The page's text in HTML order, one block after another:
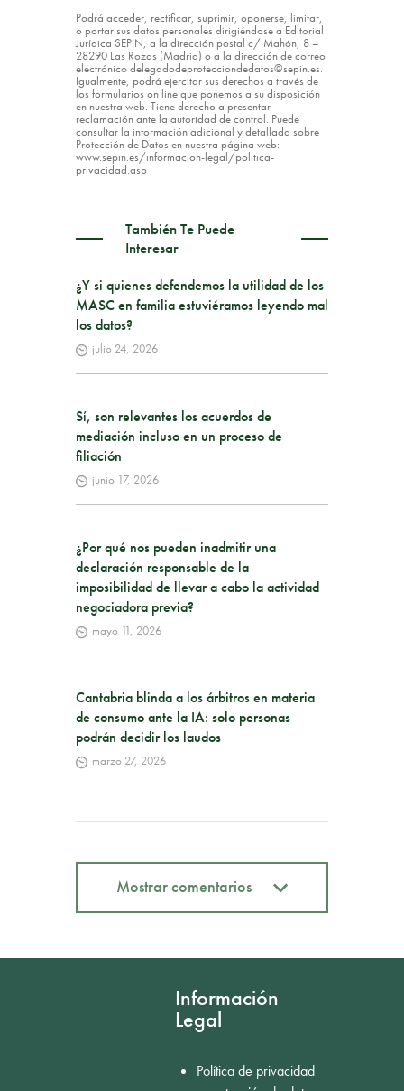
Podrá acceder, rectificar, suprimir, oponerse, limitar,
o portar sus datos personales dirigiéndose a Editorial
Jurídica SEPIN, a la dirección postal c/ Mahón, 8 –
28290 Las Rozas (Madrid) o a la dirección de correo
electrónico delegadodeprotecciondedatos@sepin.es.
Igualmente, podrá ejercitar sus derechos a través de
los formularios on line que ponemos a su disposición
en nuestra web. Tiene derecho a presentar
reclamación ante la autoridad de control. Puede
consultar la información adicional y detallada sobre
Protección de Datos en nuestra página web:
www.sepin.es/informacion-legal/politica-
privacidad.asp
También Te Puede
Interesar
¿Y si quienes defendemos la utilidad de los
MASC en familia estuviéramos leyendo mal
los datos?
julio 24, 2026
Sí, son relevantes los acuerdos de
mediación incluso en un proceso de
filiación
junio 17, 2026
¿Por qué nos pueden inadmitir una
declaración responsable de la
imposibilidad de llevar a cabo la actividad
negociadora previa?
mayo 11, 2026
Cantabria blinda a los árbitros en materia
de consumo ante la IA: solo personas
podrán decidir los laudos
marzo 27, 2026
Mostrar comentarios
Información
Legal
Política de privacidad